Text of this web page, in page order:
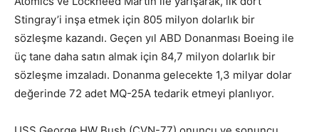
Stingray’i inşa etmek için 805 milyon dolarlık bir
sözleşme kazandı. Geçen yıl ABD Donanması Boeing ile
üç tane daha satın almak için 84,7 milyon dolarlık bir
sözleşme imzaladı. Donanma gelecekte 1,3 milyar dolar
değerinde 72 adet MQ-25A tedarik etmeyi planlıyor.